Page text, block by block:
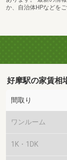
か、自治体HPなどを
好摩駅の家賃相
間取り
ワンルーム
1K・1DK